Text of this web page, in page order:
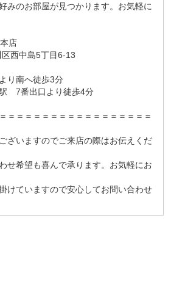
みのお部屋が見つかります。お気軽に
店
西中島5丁目6-13
り南へ徒歩3分
7番出口より徒歩4分
＝＝＝＝＝＝＝＝＝＝＝＝＝＝＝＝＝
ざいますのでご来店の際はお伝えくだ
せ希望も喜んで承ります。お気軽にお
けていますので安心してお問い合わせ